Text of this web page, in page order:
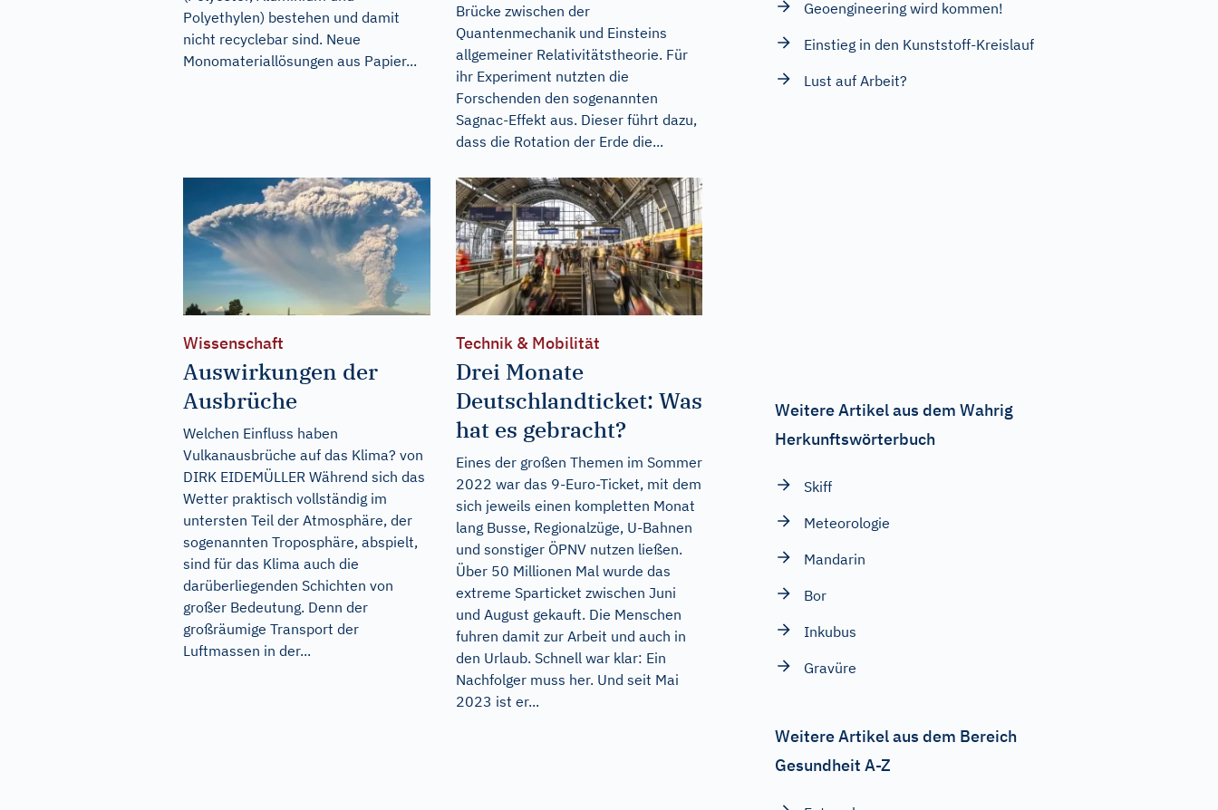
Polyethylen) bestehen und damit
nicht recyclebar sind. Neue
Monomateriallösungen aus Papier...
Brücke zwischen der
Quantenmechanik und Einsteins
allgemeiner Relativitätstheorie. Für
ihr Experiment nutzten die
Forschenden den sogenannten
Sagnac-Effekt aus. Dieser führt dazu,
dass die Rotation der Erde die...
Wissenschaft
Auswirkungen der
Ausbrüche
Welchen Einfluss haben
Vulkanausbrüche auf das Klima? von
DIRK EIDEMÜLLER Während sich das
Wetter praktisch vollständig im
untersten Teil der Atmosphäre, der
sogenannten Troposphäre, abspielt,
sind für das Klima auch die
darüberliegenden Schichten von
großer Bedeutung. Denn der
großräumige Transport der
Luftmassen in der...
Technik & Mobilität
Drei Monate
Deutschlandticket: Was
hat es gebracht?
Eines der großen Themen im Sommer
2022 war das 9-Euro-Ticket, mit dem
sich jeweils einen kompletten Monat
lang Busse, Regionalzüge, U-Bahnen
und sonstiger ÖPNV nutzen ließen.
Über 50 Millionen Mal wurde das
extreme Sparticket zwischen Juni
und August gekauft. Die Menschen
fuhren damit zur Arbeit und auch in
den Urlaub. Schnell war klar: Ein
Nachfolger muss her. Und seit Mai
2023 ist er...
Geoengineering wird kommen!
Einstieg in den Kunststoff-Kreislauf
Lust auf Arbeit?
Weitere Artikel aus dem Wahrig
Herkunftswörterbuch
Skiff
Meteorologie
Mandarin
Bor
Inkubus
Gravüre
Weitere Artikel aus dem Bereich
Gesundheit A-Z